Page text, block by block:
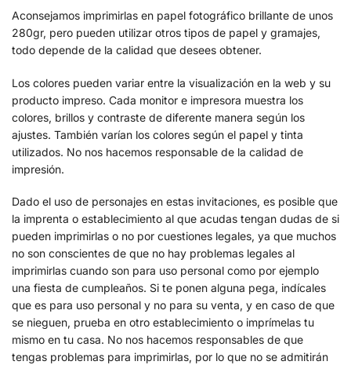
Aconsejamos imprimirlas en papel fotográfico brillante de unos
280gr, pero pueden utilizar otros tipos de papel y gramajes,
todo depende de la calidad que desees obtener.
Los colores pueden variar entre la visualización en la web y su
producto impreso. Cada monitor e impresora muestra los
colores, brillos y contraste de diferente manera según los
ajustes. También varían los colores según el papel y tinta
utilizados. No nos hacemos responsable de la calidad de
impresión.
Dado el uso de personajes en estas invitaciones, es posible que
la imprenta o establecimiento al que acudas tengan dudas de si
pueden imprimirlas o no por cuestiones legales, ya que muchos
no son conscientes de que no hay problemas legales al
imprimirlas cuando son para uso personal como por ejemplo
una fiesta de cumpleaños. Si te ponen alguna pega, indícales
que es para uso personal y no para su venta, y en caso de que
se nieguen, prueba en otro establecimiento o imprímelas tu
mismo en tu casa. No nos hacemos responsables de que
tengas problemas para imprimirlas, por lo que no se admitirán